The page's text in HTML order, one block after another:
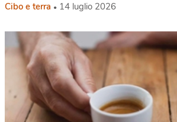
Cibo e terra 14 luglio 2026